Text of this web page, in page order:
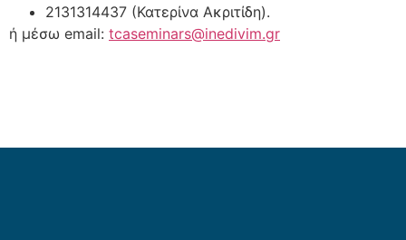
2131314437 (Κατερίνα Ακριτίδη).
ή μέσω email: tcaseminars@inedivim.gr